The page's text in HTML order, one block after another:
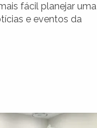
fácil planejar uma
e eventos da